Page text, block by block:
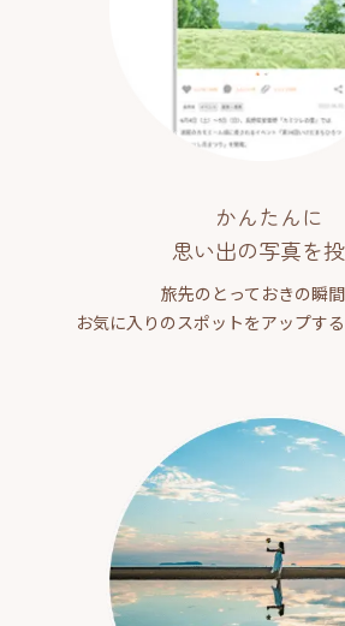
かんたんに
思い出の写真を
旅先のとっておきの瞬間
お気に入りのスポットをアップす